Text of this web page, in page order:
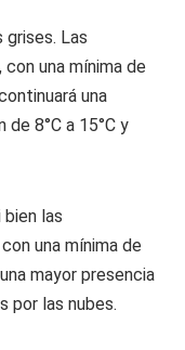
grises. Las
una mínima de
una
8°C a 15°C y
bien las
una mínima de
mayor presencia
por las nubes.